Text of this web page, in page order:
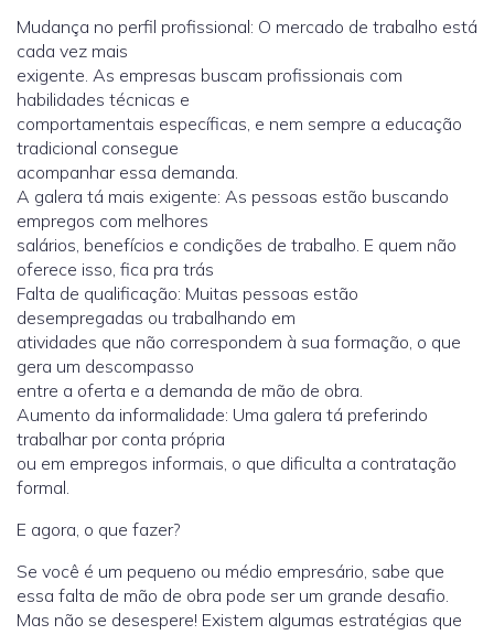
Mudança no perfil profissional: O mercado de trabalho está
cada vez mais
exigente. As empresas buscam profissionais com
habilidades técnicas e
comportamentais específicas, e nem sempre a educação
tradicional consegue
acompanhar essa demanda.
A galera tá mais exigente: As pessoas estão buscando
empregos com melhores
salários, benefícios e condições de trabalho. E quem não
oferece isso, fica pra trás
Falta de qualificação: Muitas pessoas estão
desempregadas ou trabalhando em
atividades que não correspondem à sua formação, o que
gera um descompasso
entre a oferta e a demanda de mão de obra.
Aumento da informalidade: Uma galera tá preferindo
trabalhar por conta própria
ou em empregos informais, o que dificulta a contratação
formal.
E agora, o que fazer?
Se você é um pequeno ou médio empresário, sabe que
essa falta de mão de obra pode ser um grande desafio.
Mas não se desespere! Existem algumas estratégias que